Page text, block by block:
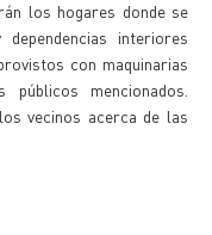
los hogares donde se
interiores
con maquinarias
mencionados.
vecinos acerca de las